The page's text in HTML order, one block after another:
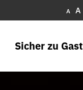
A A
Sicher zu Gast